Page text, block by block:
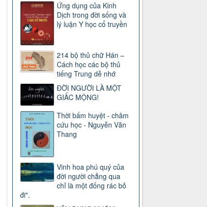
Ứng dụng của Kinh
Dịch trong đời sống và
lý luận Y học cổ truyền
214 bộ thủ chữ Hán –
Cách học các bộ thủ
tiếng Trung dễ nhớ
ĐỜI NGƯỜI LÀ MỘT
GIẤC MỘNG!
Thời bấm huyệt - châm
cứu học - Nguyễn Văn
Thang
Vinh hoa phú quý của
đời người chẳng qua
chỉ là một đống rác bỏ
đi".